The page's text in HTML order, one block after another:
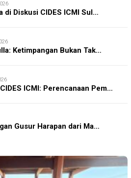
di Diskusi CIDES ICMI Sul…
Ketimpangan Bukan Tak…
ICMI: Perencanaan Pem…
Gusur Harapan dari Ma…